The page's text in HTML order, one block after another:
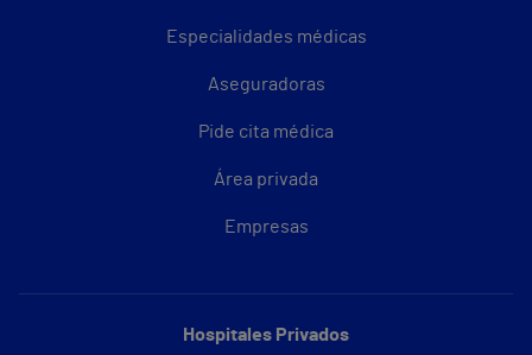
Especialidades médicas
Aseguradoras
Pide cita médica
Área privada
Empresas
Hospitales Privados